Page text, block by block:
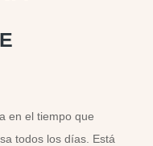
en el tiempo que
todos los días. Está